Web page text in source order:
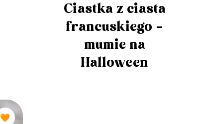
Ciastka z ciasta
francuskiego –
mumie na
Halloween
🧡